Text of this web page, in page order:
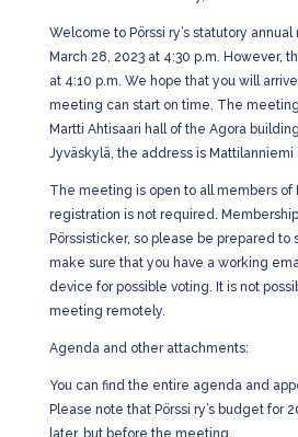
Welcome to Pörssi ry’s statutory
March 28, 2023 at 4:30 p.m. However,
at 4:10 p.m. We hope that you will
meeting can start on time. The
Martti Ahtisaari hall of the Agora
Jyväskylä, the address is Mattilanniemi
The meeting is open to all members of
registration is not required.
Pörssisticker, so please be prepared to
make sure that you have a working
device for possible voting. It is not
meeting remotely.
Agenda and other attachments:
You can find the entire agenda and
Please note that Pörssi ry’s budget for
later, but before the meeting.